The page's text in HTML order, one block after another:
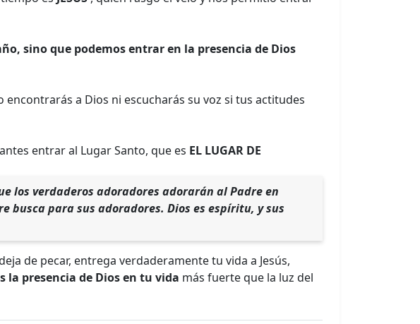
sino que podemos entrar en la presencia de Dios
encontrarás a Dios ni escucharás su voz si tus actitudes
entrar al Lugar Santo, que es EL LUGAR DE
los verdaderos adoradores adorarán al Padre en
busca para sus adoradores. Dios es espíritu, y sus
de pecar, entrega verdaderamente tu vida a Jesús,
la presencia de Dios en tu vida más fuerte que la luz del